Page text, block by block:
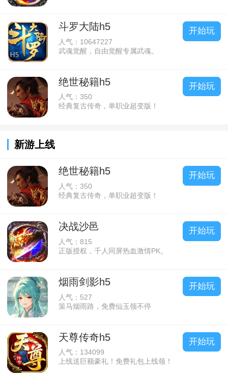
斗罗大陆h5
人气：10647227
武魂觉醒，自由觉醒专属武魂。
开始玩
绝世秘籍h5
人气：350
经典复古传奇，单职业超变版！
开始玩
新游上线
绝世秘籍h5
人气：350
经典复古传奇，单职业超变版！
开始玩
决战沙邑
人气：815
正版授权，千人同屏热血激情PK。
开始玩
烟雨剑影h5
人气：527
策马烟雨路，免费仙玉领不停
开始玩
天尊传奇h5
人气：134099
上线送巨额豪礼！免费礼包上线领！
开始玩